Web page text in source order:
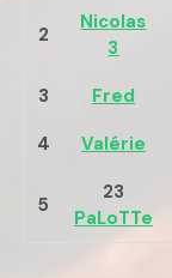
2
Nicolas
3
3 Fred
4
Valérie
5
23
PaLoTTe